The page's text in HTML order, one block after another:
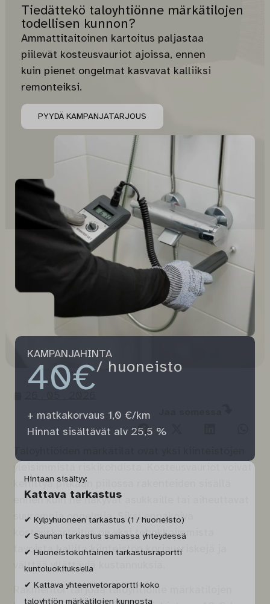
yleisimmistä riskikohdista. Kosteusvauriot voivat
kehittyä pitkään piilossa rakenteiden sisällä
ennen kuin ne näkyvät asukkaille tai aiheuttavat
suurempia ongelmia. Siksi ennakoiva
kosteuskartoitus on yksi tehokkaimmista
tavoista hallita kiinteistön korjausriskejä ja
välttää yllättäviä kustannuksia.
Rakmentor tarjoaa taloyhtiöille märkätilojen
Tiedättekö taloyhtiönne märkätilojen
todellisen kunnon?
Ammattitaitoinen kartoitus paljastaa
piilevät kosteusvauriot ajoissa, ennen
kuin pienet ongelmat kasvavat kalliiksi
remonteiksi.
PYYDÄ KAMPANJATARJOUS
KAMPANJAHINTA
40€/ huoneisto
+ matkakorvaus 1,0 €/km
Hinnat sisältävät alv 25,5 %
Hintaan sisältyy:
Kattava tarkastus
✔ Kylpyhuoneen tarkastus (1 / huoneisto)
✔ Saunan tarkastus samassa yhteydessä
✔ Huoneistokohtainen tarkastusraportti
kuntoluokituksella
✔ Kattava yhteenvetoraportti koko
taloyhtiön märkätilojen kunnosta